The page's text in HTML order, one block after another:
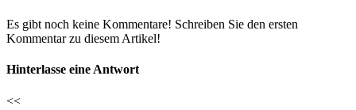
Es gibt noch keine Kommentare! Schreiben Sie den ersten
Kommentar zu diesem Artikel!
Hinterlasse eine Antwort
<<